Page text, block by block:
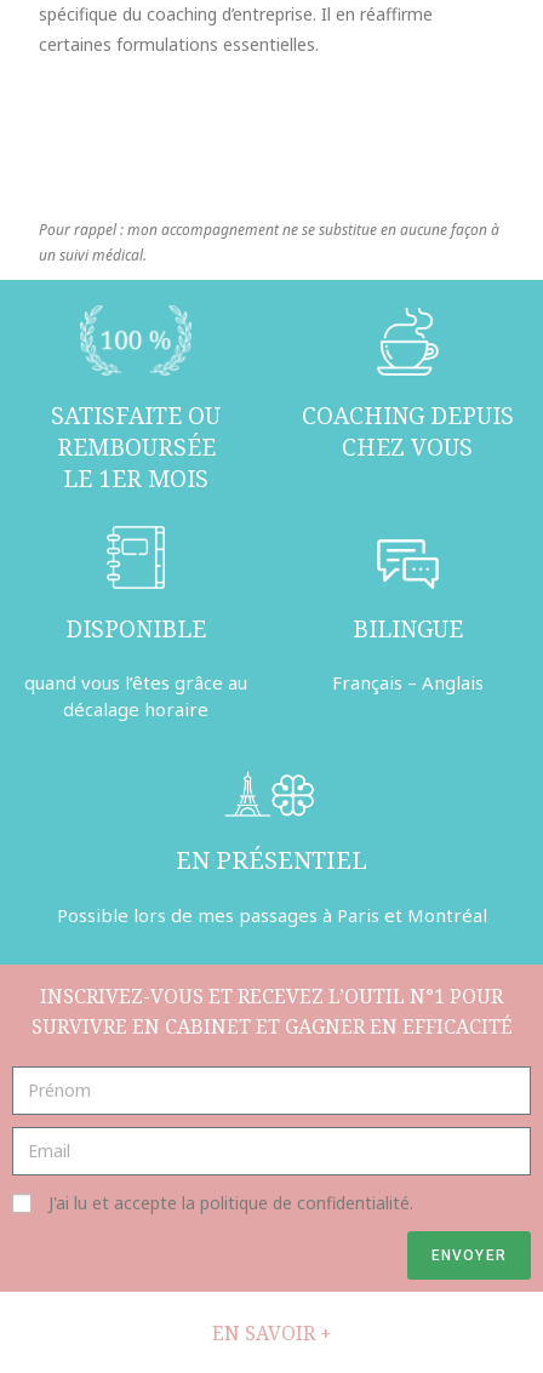
spécifique du coaching d’entreprise. Il en réaffirme
certaines formulations essentielles.
Pour rappel : mon accompagnement ne se substitue en aucune façon à
un suivi médical.
SATISFAITE OU
REMBOURSÉE
LE 1ER MOIS
COACHING DEPUIS
CHEZ VOUS
DISPONIBLE
quand vous l’êtes grâce au
décalage horaire
BILINGUE
Français – Anglais
EN PRÉSENTIEL
Possible lors de mes passages à Paris et Montréal
INSCRIVEZ-VOUS ET RECEVEZ L’OUTIL N°1 POUR
SURVIVRE EN CABINET ET GAGNER EN EFFICACITÉ
J'ai lu et accepte la politique de confidentialité.
ENVOYER
EN SAVOIR +